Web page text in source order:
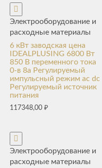
Электрооборудование и
расходные материалы
6 кВт заводская цена
IDEALPLUSING 6800 Вт
850 В переменного тока
0-в 8a Регулируемый
импульсный режим ac dc
Регулируемый источник
питания
117348,00 ₽
Электрооборудование и
расходные материалы